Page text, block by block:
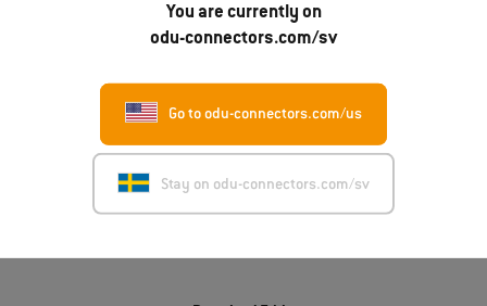
You are currently on
odu-connectors.com/sv
Go to odu-connectors.com/us
Stay on odu-connectors.com/sv
Överföringshastigheter /
Valfritt stiftskydd
Anslutningsteknik